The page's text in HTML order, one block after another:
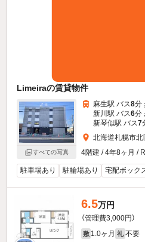
Limeiraの賃貸物件
すべての写真
麻生駅 バス8分
新川駅 バス6分
新琴似駅 バス7
北海道札幌市
4階建 / 4年8ヶ月 /
駐車場あり 駐輪場あり 宅配ボック
6.5万円
（管理費3,000円）
敷 1.0ヶ月 礼 不要